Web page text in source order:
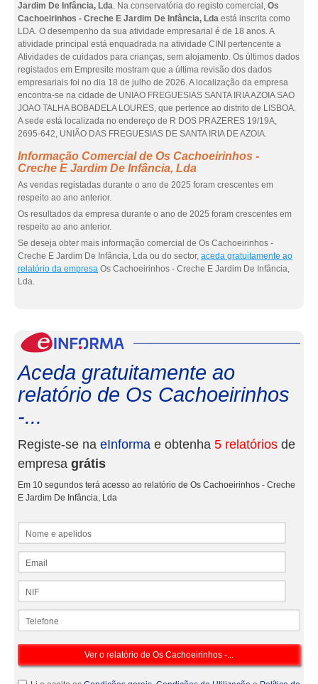
Jardim De Infância, Lda. Na conservatória do registo comercial, Os
Cachoeirinhos - Creche E Jardim De Infância, Lda está inscrita como
LDA. O desempenho da sua atividade empresarial é de 18 anos. A
atividade principal está enquadrada na atividade CINI pertencente a
Atividades de cuidados para crianças, sem alojamento. Os últimos dados
registados em Empresite mostram que a última revisão dos dados
empresariais foi no dia 18 de julho de 2026. A localização da empresa
encontra-se na cidade de UNIAO FREGUESIAS SANTA IRIA AZOIA SAO
JOAO TALHA BOBADELA LOURES, que pertence ao distrito de LISBOA.
A sede está localizada no endereço de R DOS PRAZERES 19/19A,
2695-642, UNIÃO DAS FREGUESIAS DE SANTA IRIA DE AZOIA.
Informação Comercial de Os Cachoeirinhos -
Creche E Jardim De Infância, Lda
As vendas registadas durante o ano de 2025 foram crescentes em
respeito ao ano anterior.
Os resultados da empresa durante o ano de 2025 foram crescentes em
respeito ao ano anterior.
Se deseja obter mais informação comercial de Os Cachoeirinhos -
Creche E Jardim De Infância, Lda ou do sector, aceda gratuitamente ao
relatório da empresa Os Cachoeirinhos - Creche E Jardim De Infância,
Lda.
Aceda gratuitamente ao
relatório de Os Cachoeirinhos
-...
Registe-se na eInforma e obtenha 5 relatórios de
empresa grátis
Em 10 segundos terá acesso ao relatório de Os Cachoeirinhos - Creche
E Jardim De Infância, Lda